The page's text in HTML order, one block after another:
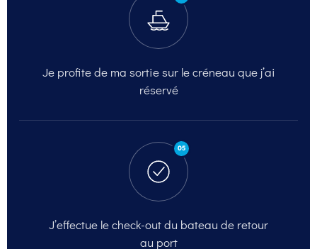
Je profite de ma sortiesur le créneau que j’ai
réservé
05
J’effectue le check-outdu bateau de retour
au port